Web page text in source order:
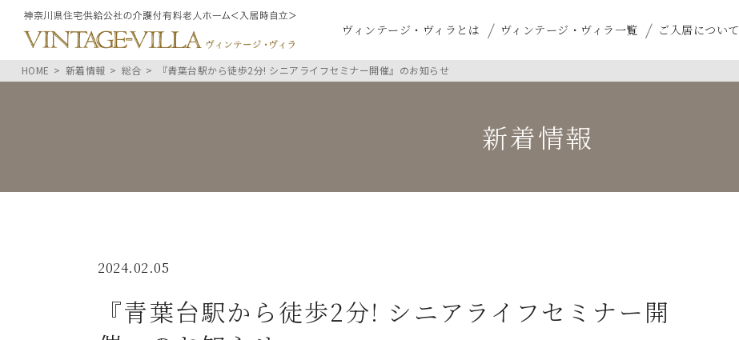
ヴィンテージ・ヴィラとは ヴィンテージ・ヴィラ一覧 ご入居について
HOME
新着情報 総合 『青葉台駅から徒歩2分! シニアライフセミナー開催』のお知らせ
新着情報
2024.02.05
『青葉台駅から徒歩2分! シニアライフセミナー開